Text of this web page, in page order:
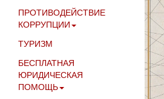
ПРОТИВОДЕЙСТВИЕ
КОРРУПЦИИ
ТУРИЗМ
БЕСПЛАТНАЯ
ЮРИДИЧЕСКАЯ
ПОМОЩЬ